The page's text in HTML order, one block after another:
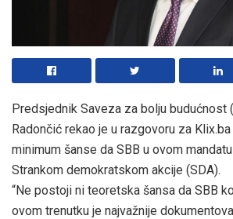
Predsjednik Saveza za bolju budućnost
Radončić rekao je u razgovoru za
minimum šanse da SBB u ovom
Strankom demokratskom akcije (SDA).
“Ne postoji ni teoretska šansa da SBB
ovom trenutku je najvažnije